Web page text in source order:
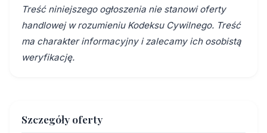
Treść niniejszego ogłoszenia nie stanowi oferty
handlowej w rozumieniu Kodeksu Cywilnego. Treść
ma charakter informacyjny i zalecamy ich osobistą
weryfikację.
Szczegóły oferty